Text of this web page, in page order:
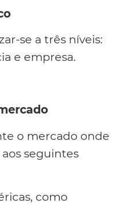
se a três níveis:
e empresa.
o mercado onde
seguintes
como